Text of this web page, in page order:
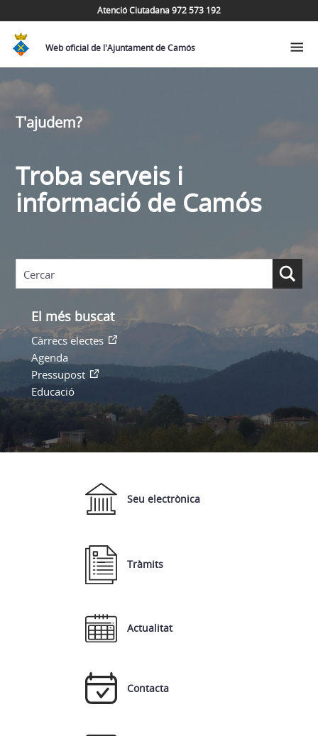
Atenció Ciutadana 972 573 192
Web oficial de l'Ajuntament de Camós
T'ajudem?
Troba serveis i
informació de Camós
El més buscat
Càrrecs electes
Agenda
Pressupost
Educació
Seu electrònica
Tràmits
Actualitat
Contacta